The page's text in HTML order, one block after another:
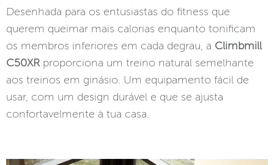
Desenhada para os entusiastas do fitness que
querem queimar mais calorias enquanto tonificam
os membros inferiores em cada degrau, a Climbmill
C50XR proporciona um treino natural semelhante
aos treinos em ginásio. Um equipamento fácil de
usar, com um design durável e que se ajusta
confortavelmente à tua casa.